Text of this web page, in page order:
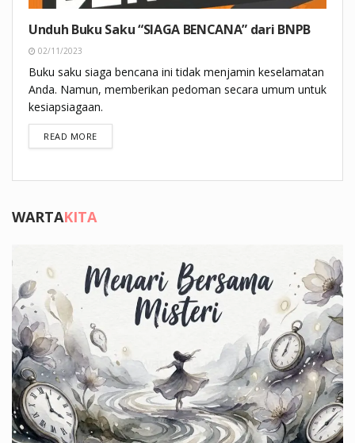
Unduh Buku Saku “SIAGA BENCANA” dari BNPB
02/11/2023
Buku saku siaga bencana ini tidak menjamin keselamatan
Anda. Namun, memberikan pedoman secara umum untuk
kesiapsiagaan.
READ MOREDETAILS
WARTAKITA